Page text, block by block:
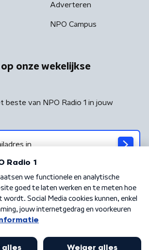
Adverteren
NPO Campus
onze wekelijkse
beste van NPO Radio 1 in jouw